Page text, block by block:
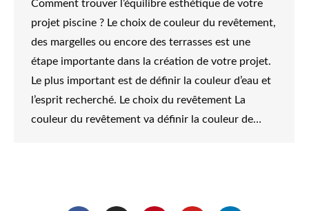
Comment trouver l’équilibre esthétique de votre
projet piscine ? Le choix de couleur du revêtement,
des margelles ou encore des terrasses est une
étape importante dans la création de votre projet.
Le plus important est de définir la couleur d’eau et
l’esprit recherché. Le choix du revêtement La
couleur du revêtement va définir la couleur de…